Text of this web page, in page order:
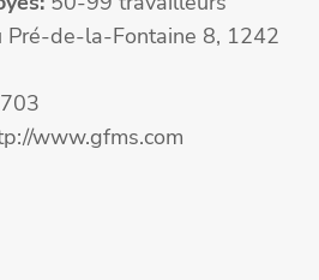
Pré-de-la-Fontaine 8, 1242
www.gfms.com